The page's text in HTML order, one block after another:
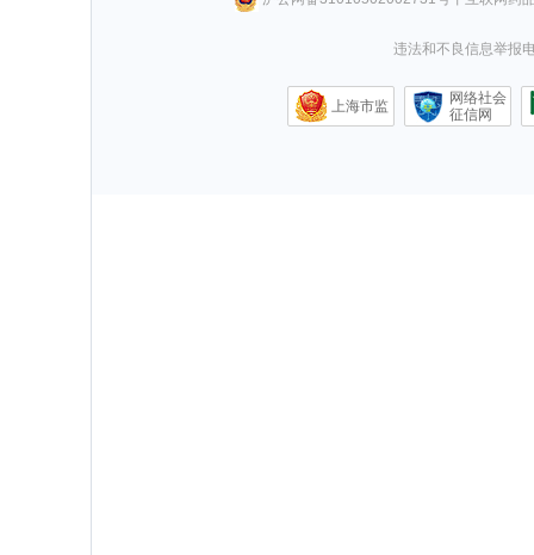
违法和不良信息举报
上海市监
网络社会
征信网